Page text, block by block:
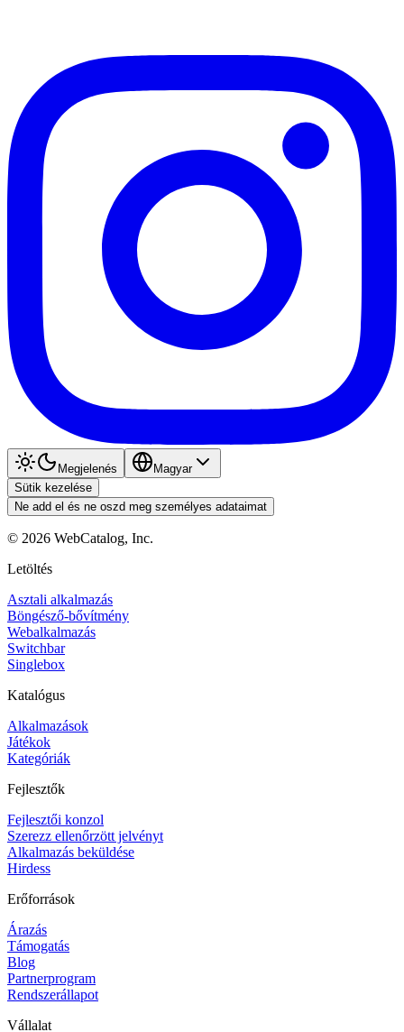
Megjelenés
Magyar
Sütik kezelése
Ne add el és ne oszd meg személyes adataimat
© 2026 WebCatalog, Inc.
Letöltés
Asztali alkalmazás
Böngésző-bővítmény
Webalkalmazás
Switchbar
Singlebox
Katalógus
Alkalmazások
Játékok
Kategóriák
Fejlesztők
Fejlesztői konzol
Szerezz ellenőrzött jelvényt
Alkalmazás beküldése
Hirdess
Erőforrások
Árazás
Támogatás
Blog
Partnerprogram
Rendszerállapot
Vállalat